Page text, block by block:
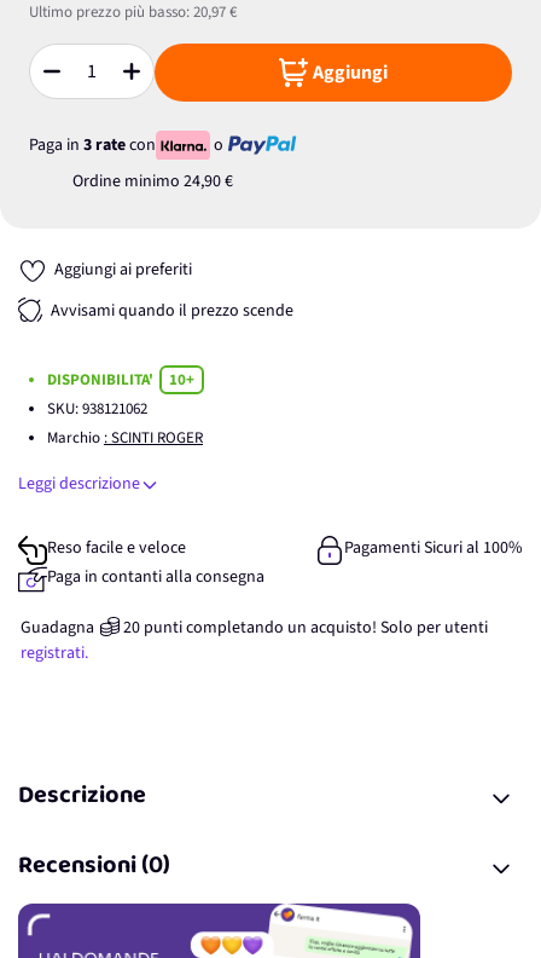
Ultimo prezzo più basso:20,97 €
Quantità Aggiungi
Paga in 3 ratecon
o
Ordine minimo 24,90 €
Aggiungi ai preferiti
Avvisami quando il prezzo scende
DISPONIBILITA'
10+
SKU:938121062
Marchio : SCINTI ROGER
Leggi descrizione
Reso facile e veloce
Pagamenti Sicuri al 100%
Paga in contanti alla consegna
Guadagna 20 punticompletando un acquisto! Solo per utenti
registrati.
Descrizione
Recensioni (0)